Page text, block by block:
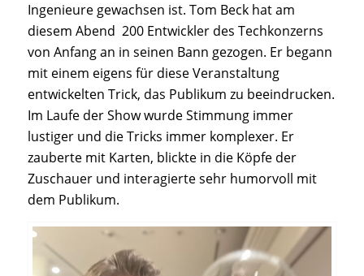
Ingenieure gewachsen ist. Tom Beck hat am
diesem Abend 200 Entwickler des Techkonzerns
von Anfang an in seinen Bann gezogen. Er begann
mit einem eigens für diese Veranstaltung
entwickelten Trick, das Publikum zu beeindrucken.
Im Laufe der Show wurde Stimmung immer
lustiger und die Tricks immer komplexer. Er
zauberte mit Karten, blickte in die Köpfe der
Zuschauer und interagierte sehr humorvoll mit
dem Publikum.